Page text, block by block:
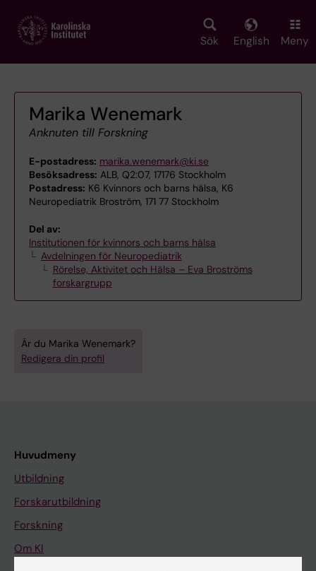
main
Sök English Meny
Marika Wenemark
Anknuten till Forskning
E-postadress: marika.wenemark@ki.se
Besöksadress: ALB, Q2:07, 17176 Stockholm
Postadress: K6 Kvinnors och barns hälsa, K6
Neuropediatrik Broström, 171 77 Stockholm
Del av:
Institutionen för kvinnors och barns hälsa
Avdelningen för Neuropediatrik
Rörelse, Aktivitet och Hälsa – Eva Broströms
forskargrupp
Är du Marika Wenemark?
Redigera din profil
Huvudmeny
Utbildning
Forskarutbildning
Forskning
Om KI